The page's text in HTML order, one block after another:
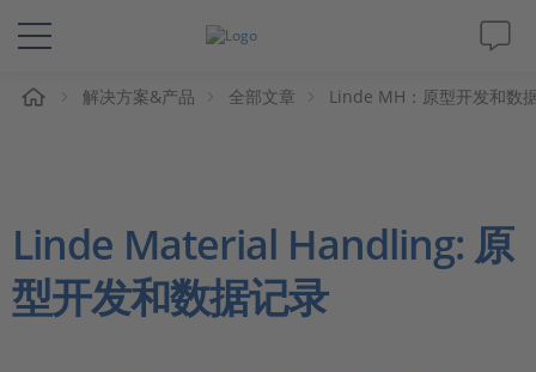
解决方案&产品
视频
杂志
解决方案&产品 全部文章 Linde MH：原型开发和数
Linde Material Handling: 原
型开发和数据记录